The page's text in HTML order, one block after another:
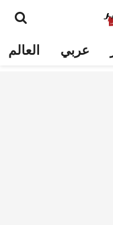
عربي العالم